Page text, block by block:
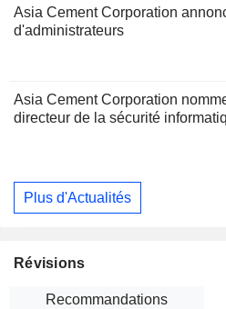
Asia Cement Corporation
d'administrateurs
Asia Cement Corporation
directeur de la sécurité
Plus d'Actualités
Révisions
Recommandations